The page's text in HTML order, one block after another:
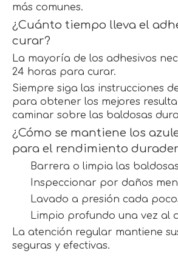
más comunes.
¿Cuánto tiempo lleva el
curar?
La mayoría de los adhesivos
24 horas para curar.
Siempre siga las instrucciones
para obtener los mejores
caminar sobre las baldosas
¿Cómo se mantiene los
para el rendimiento
Barrera o limpia las
Inspeccionar por daños
Lavado a presión cada
Limpio profundo una vez al
La atención regular mantiene
seguras y efectivas.